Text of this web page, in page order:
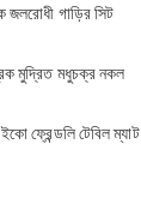
জলরোধী গাড়ির সিট
মুদ্রিত মধুচক্র নকল
ফ্রেন্ডলি টেবিল ম্যাট